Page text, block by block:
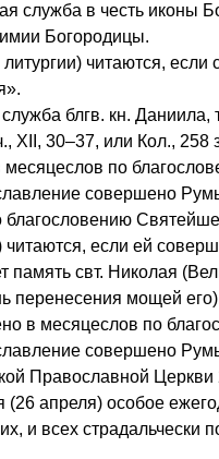
служба в честь
Богородицы.
читаются,
блгв. кн. Даниила,
XII, 30–37, или Кол., 258
месяцеслов по
совершено
если ей
свт. Николая
перенесения мощей
в месяцеслов по
совершено
Православной Церкви
апреля) особое
и всех страдальчески